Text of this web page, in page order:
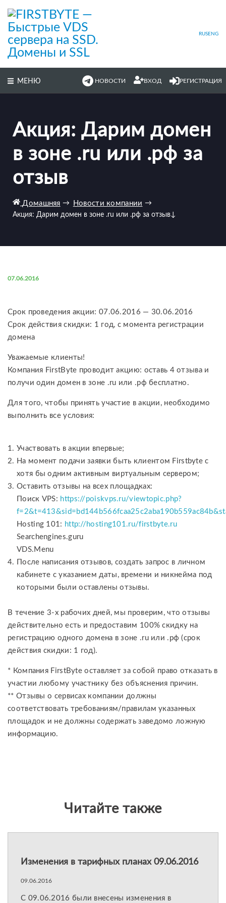
основному
содержимому
RUS ENG
МЕНЮ НОВОСТИ ВХОД РЕГИСТРАЦИЯ
Акция: Дарим домен
в зоне .ru или .рф за
отзыв
Домашняя → Новости компании →
Акция: Дарим домен в зоне .ru или .рф за отзыв↓
07.06.2016
Cрок проведения акции: 07.06.2016 — 30.06.2016
Срок действия скидки: 1 год, с момента регистрации
домена
Уважаемые клиенты!
Компания FirstByte проводит акцию: оставь 4 отзыва и
получи один домен в зоне .ru или .рф бесплатно.
Для того, чтобы принять участие в акции, необходимо
выполнить все условия:
Участвовать в акции впервые;
На момент подачи заявки быть клиентом Firstbyte с
хотя бы одним активным виртуальным сервером;
Оставить отзывы на всех площадках:
Поиск VPS: https://poiskvps.ru/viewtopic.php?
Hosting 101: http://hosting101.ru/firstbyte.ru
Searchengines.guru
VDS.Menu
После написания отзывов, создать запрос в личном
кабинете с указанием даты, времени и никнейма под
которыми были оставлены отзывы.
В течение 3-х рабочих дней, мы проверим, что отзывы
действительно есть и предоставим 100% скидку на
регистрацию одного домена в зоне .ru или .рф (срок
действия скидки: 1 год).
* Компания FirstByte оставляет за собой право отказать в
участии любому участнику без объяснения причин.
** Отзывы о сервисах компании должны
соответствовать требованиям/правилам указанных
площадок и не должны содержать заведомо ложнyю
инфоpмацию.
Читайте также
Изменения в тарифных планах 09.06.2016
09.06.2016
С 09.06.2016 были внесены изменения в